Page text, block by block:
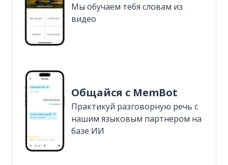
Мы обучаем тебя словам из
видео
Общайся с MemBot
Практикуй разговорную речь с
нашим языковым партнером на
базе ИИ